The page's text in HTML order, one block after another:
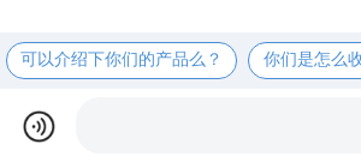
可以介绍下你们的产品么？ 你们是怎么